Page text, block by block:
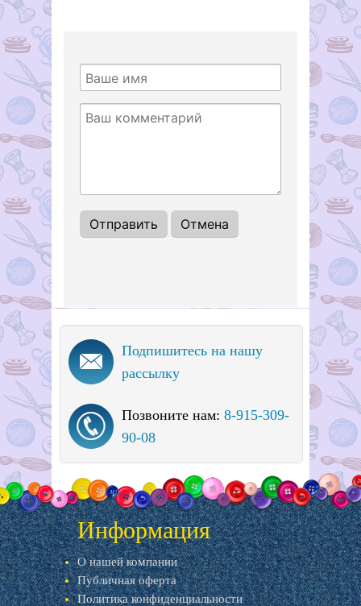
Подпишитесь на нашу
рассылку
Позвоните нам: 8-915-309-
90-08
Информация
О нашей компании
Публичная оферта
Политика конфиденциальности